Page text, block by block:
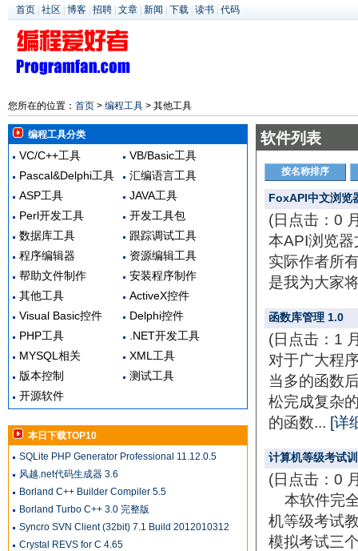
首页 社区 博客 招聘 文章 新闻 下载 读书 代码
您所在的位置： 首页 > 编程工具 > 其他工具
编程工具分类
VC/C++工具
VB/Basic工具
Pascal&Delphi工具
汇编语言工具
ASP工具
JAVA工具
Perl开发工具
开发工具包
数据库工具
跟踪调试工具
程序编辑器
资源编辑工具
帮助文件制作
安装程序制作
其他工具
ActiveX控件
Visual Basic控件
Delphi控件
PHP工具
.NET开发工具
MYSQL相关
XML工具
版本控制
测试工具
开源软件
本日下载TOP10
SQLite PHP Generator Professional 11.12.0.5
风越.net代码生成器 3.6
Borland C++ Builder Compiler 5.5
Borland Turbo C++ 3.0 完整版
Syncro SVN Client (32bit) 7.1 Build 2012010312
Crystal REVS for C 4.65
软件列表
按名称排序
FoxAPI中文浏览
(日点击：0
本API浏览
实际作者所
是我为大家
函数库管理 1.0
(日点击：1
对于广大程
当多的函数
松完成复杂
的函数... [详
计算机等级考试
(日点击：0
本软件完
机等级考试
模拟考试三